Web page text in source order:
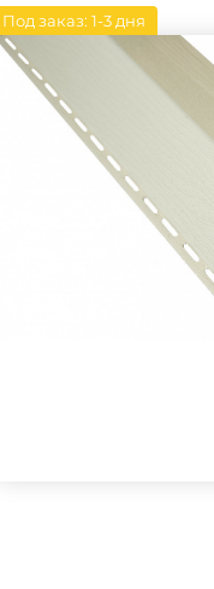
Под заказ: 1-3 дня